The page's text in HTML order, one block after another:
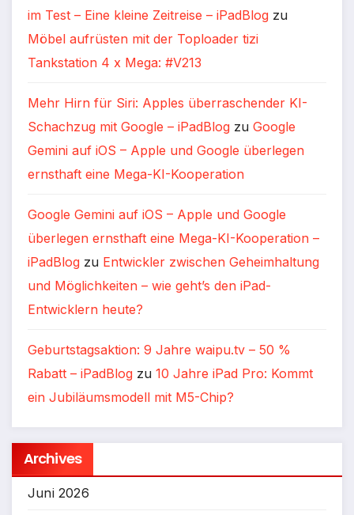
im Test – Eine kleine Zeitreise – iPadBlog zu
Möbel aufrüsten mit der Toploader tizi
Tankstation 4 x Mega: #V213
Mehr Hirn für Siri: Apples überraschender KI-
Schachzug mit Google – iPadBlog zu Google
Gemini auf iOS – Apple und Google überlegen
ernsthaft eine Mega-KI-Kooperation
Google Gemini auf iOS – Apple und Google
überlegen ernsthaft eine Mega-KI-Kooperation –
iPadBlog zu Entwickler zwischen Geheimhaltung
und Möglichkeiten – wie geht’s den iPad-
Entwicklern heute?
Geburtstagsaktion: 9 Jahre waipu.tv – 50 %
Rabatt – iPadBlog zu 10 Jahre iPad Pro: Kommt
ein Jubiläumsmodell mit M5-Chip?
Archives
Juni 2026